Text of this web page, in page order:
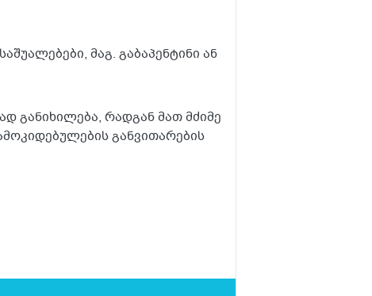
მაგ. გაბაპენტინი ან
განიხილება, რადგან მათ მძიმე
განვითარების